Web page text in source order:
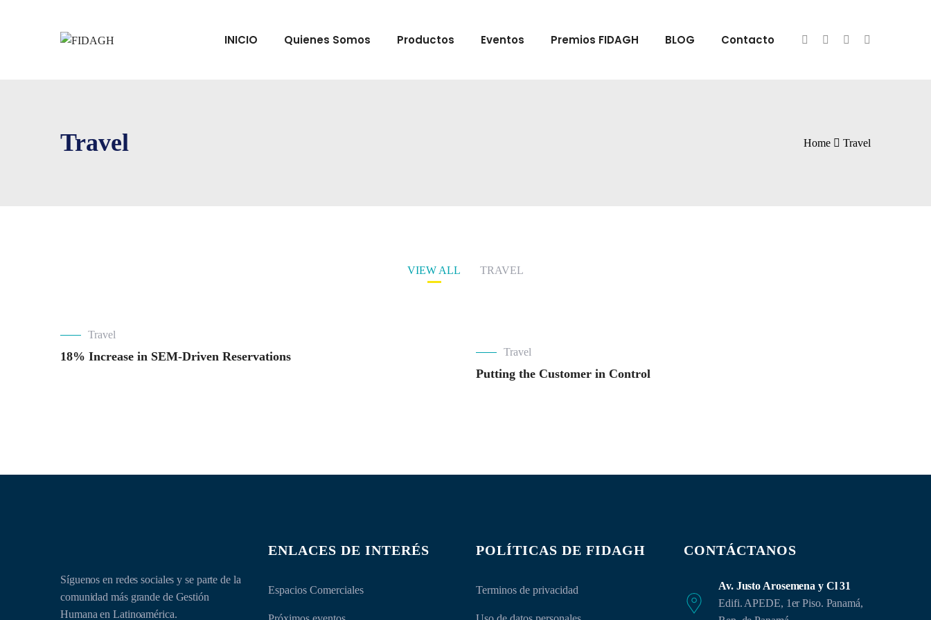
INICIO Quienes Somos Productos Eventos Premios FIDAGH BLOG Contacto
Travel Home Travel
VIEW ALL TRAVEL
Travel
18% Increase in SEM-Driven Reservations Travel
Putting the Customer in Control
Síguenos en redes sociales y se parte de la
comunidad más grande de Gestión
Humana en Latinoamérica.
ENLACES DE INTERÉS
Espacios Comerciales
POLÍTICAS DE FIDAGH
Terminos de privacidad
CONTÁCTANOS
Av. Justo Arosemena y Cl 31
Edifi. APEDE, 1er Piso. Panamá,